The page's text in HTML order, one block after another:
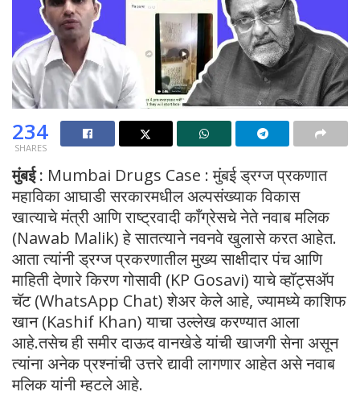
234
SHARES
मुंबई : Mumbai Drugs Case : मुंबई ड्रग्ज प्रकणात
महाविका आघाडी सरकारमधील अल्पसंख्याक विकास
खात्याचे मंत्री आणि राष्ट्रवादी काँग्रेसचे नेते नवाब मलिक
(Nawab Malik) हे सातत्याने नवनवे खुलासे करत आहेत.
आता त्यांनी ड्रग्ज प्रकरणातील मुख्य साक्षीदार पंच आणि
माहिती देणारे किरण गोसावी (KP Gosavi) याचे व्हॉट्सअ‍ॅप
चॅट (WhatsApp Chat) शेअर केले आहे, ज्यामध्ये काशिफ
खान (Kashif Khan) याचा उल्लेख करण्यात आला
आहे.तसेच ही समीर दाऊद वानखेडे यांची खाजगी सेना असून
त्यांना अनेक प्रश्नांची उत्तरे द्यावी लागणार आहेत असे नवाब
मलिक यांनी म्हटले आहे.